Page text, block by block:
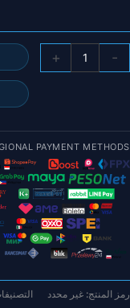
-
المروحة
3090
23
بوصة/30
بوصة
المروحة
CW
CCW
+
PAYMENT METHODS
رمز المنتج: غير محدد